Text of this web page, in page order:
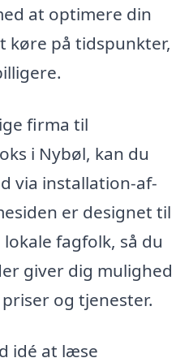
at optimere din
køre på tidspunkter,
firma til
i Nybøl, kan du
via installation-af-
er designet til
fagfolk, så du
giver dig mulighed
og tjenester.
idé at læse